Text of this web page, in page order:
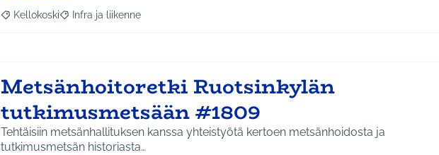
Rajaa tulokset aihepiirin mukaan: Kellokoski
Kellokoski Rajaa tulokset teeman mukaan: Infra ja liikenne
Infra ja liikenne
Metsänhoitoretki Ruotsinkylän
tutkimusmetsään #1809
Tehtäisiin metsänhallituksen kanssa yhteistyötä kertoen metsänhoidosta ja
tutkimusmetsän historiasta…